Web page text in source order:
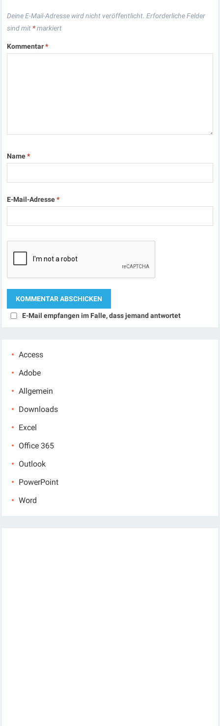
Deine E-Mail-Adresse wird nicht veröffentlicht. Erforderliche Felder
sind mit *markiert
Kommentar*
Name*
E-Mail-Adresse*
E-Mail empfangen im Falle, dass jemand antwortet
Access
Adobe
Allgemein
Downloads
Excel
Office 365
Outlook
PowerPoint
Word